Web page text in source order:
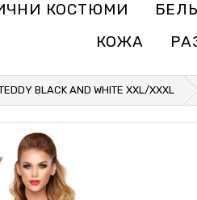
КОСТЮМИ
КОЖА
BLACK AND WHITE XXL/XXXL